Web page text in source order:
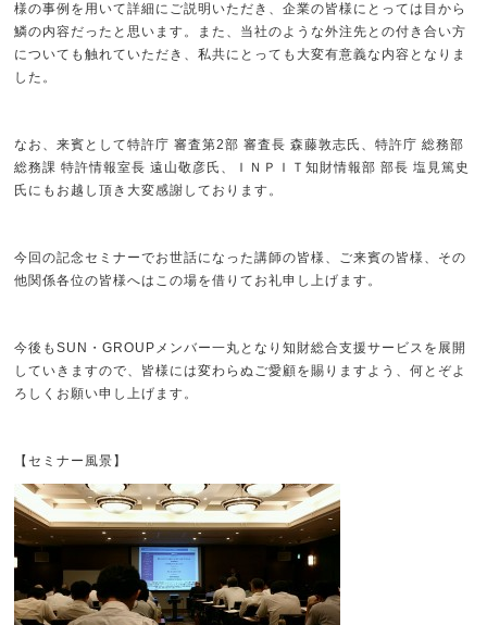
様の事例を用いて詳細にご説明いただき、企業の皆様にとっては目から
鱗の内容だったと思います。また、当社のような外注先との付き合い方
についても触れていただき、私共にとっても大変有意義な内容となりま
した。
なお、来賓として特許庁 審査第2部 審査長 森藤敦志氏、特許庁 総務部
総務課 特許情報室長 遠山敬彦氏、ＩＮＰＩＴ知財情報部 部長 塩見篤史
氏にもお越し頂き大変感謝しております。
今回の記念セミナーでお世話になった講師の皆様、ご来賓の皆様、その
他関係各位の皆様へはこの場を借りてお礼申し上げます。
今後もSUN・GROUPメンバー一丸となり知財総合支援サービスを展開
していきますので、皆様には変わらぬご愛顧を賜りますよう、何とぞよ
ろしくお願い申し上げます。
【セミナー風景】